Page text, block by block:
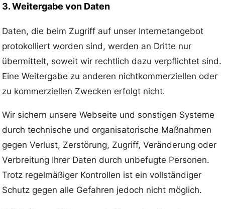
3. Weitergabe von Daten
Daten, die beim Zugriff auf unser Internetangebot
protokolliert worden sind, werden an Dritte nur
übermittelt, soweit wir rechtlich dazu verpflichtet sind.
Eine Weitergabe zu anderen nichtkommerziellen oder
zu kommerziellen Zwecken erfolgt nicht.
Wir sichern unsere Webseite und sonstigen Systeme
durch technische und organisatorische Maßnahmen
gegen Verlust, Zerstörung, Zugriff, Veränderung oder
Verbreitung Ihrer Daten durch unbefugte Personen.
Trotz regelmäßiger Kontrollen ist ein vollständiger
Schutz gegen alle Gefahren jedoch nicht möglich.